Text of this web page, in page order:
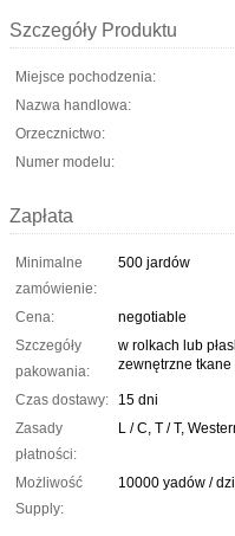
Szczegóły Produktu
Miejsce pochodzenia:
Nazwa handlowa:
Orzecznictwo:
Numer modelu:
Zapłata
Minimalne
zamówienie:
500 jardów
Cena:
negotiable
Szczegóły
pakowania:
w rolkach lub
zewnętrzne
Czas dostawy:
15 dni
Zasady
płatności:
L / C, T / T,
Możliwość
Supply:
10000 yadów /